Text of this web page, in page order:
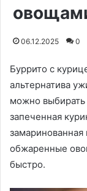
06.12.2025 0
Буррито с
альтернатива
можно
запеченная
замаринованная
обжаренные
быстро.